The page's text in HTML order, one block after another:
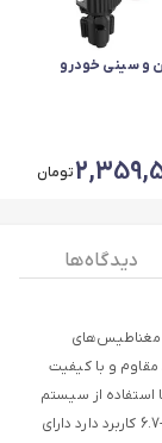
و سینی خودرو
تومان
دیدگاه ها
مغناطیس‌های
و با کیفیت
استفاده از سیستم
مغناطیسی است مناسب برای تلفن همراه در ابعاد بین 4.6-6.7 کاربرد دارد دارای